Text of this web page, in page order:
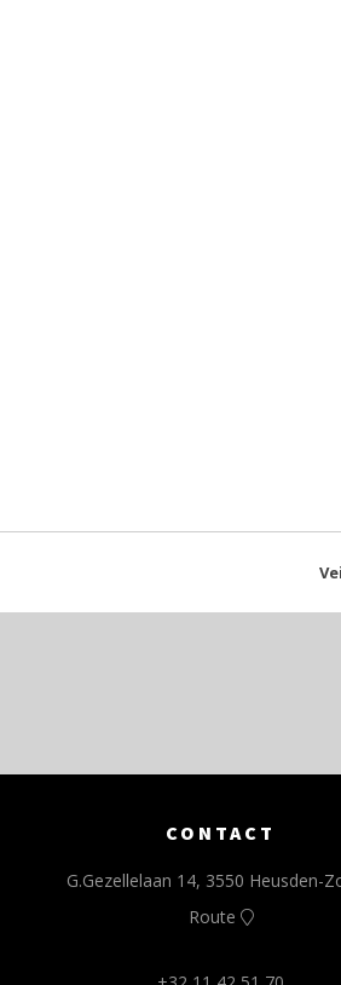
CONTACT
G.Gezellelaan 14, 3550 Heusden-
Route